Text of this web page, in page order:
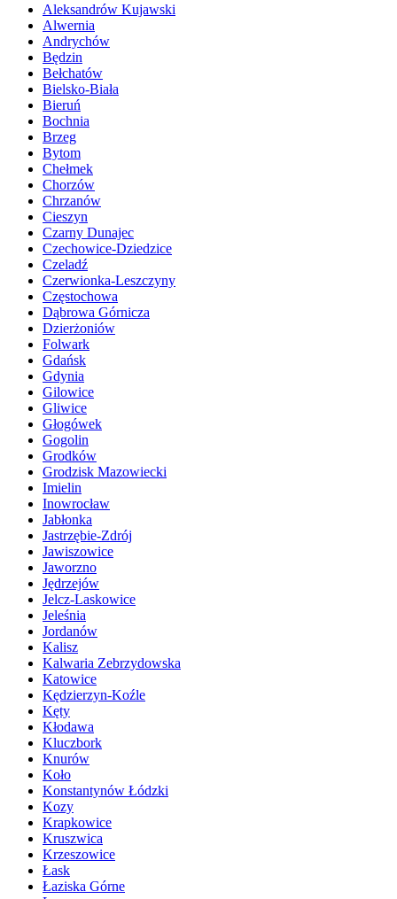
Aleksandrów Kujawski
Alwernia
Andrychów
Będzin
Bełchatów
Bielsko-Biała
Bieruń
Bochnia
Brzeg
Bytom
Chełmek
Chorzów
Chrzanów
Cieszyn
Czarny Dunajec
Czechowice-Dziedzice
Czeladź
Czerwionka-Leszczyny
Częstochowa
Dąbrowa Górnicza
Dzierżoniów
Folwark
Gdańsk
Gdynia
Gilowice
Gliwice
Głogówek
Gogolin
Grodków
Grodzisk Mazowiecki
Imielin
Inowrocław
Jabłonka
Jastrzębie-Zdrój
Jawiszowice
Jaworzno
Jędrzejów
Jelcz-Laskowice
Jeleśnia
Jordanów
Kalisz
Kalwaria Zebrzydowska
Katowice
Kędzierzyn-Koźle
Kęty
Kłodawa
Kluczbork
Knurów
Koło
Konstantynów Łódzki
Kozy
Krapkowice
Kruszwica
Krzeszowice
Łask
Łaziska Górne